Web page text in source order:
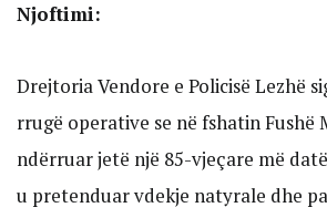
Njoftimi:
Drejtoria Vendore e Policisë Lezhë
rrugë operative se në fshatin Fushë
ndërruar jetë një 85-vjeçare më
u pretenduar vdekje natyrale dhe